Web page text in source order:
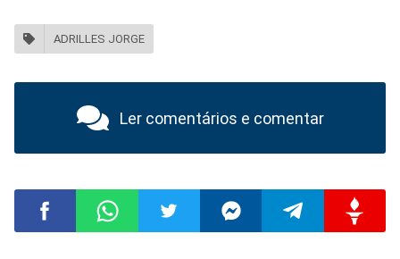
ADRILLES JORGE
Ler comentários e comentar